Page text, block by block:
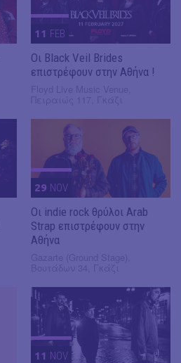
11 FEB
Οι Black Veil Brides
επιστρέφουν στην Αθήνα !
29 NOV
Οι indie rock θρύλοι Arab
Strap επιστρέφουν στην
Αθήνα
11 NOV